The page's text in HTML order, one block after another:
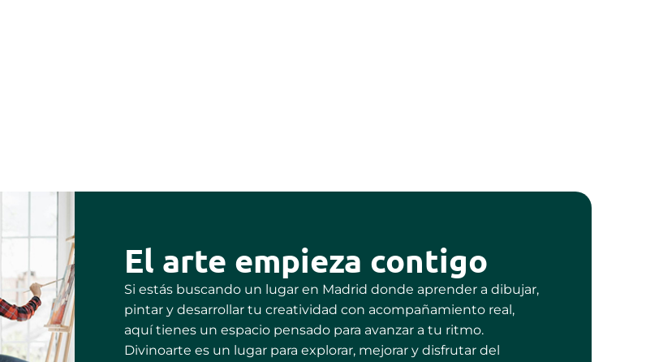
El arte empieza contigo
Si estás buscando un lugar en Madrid donde aprender a dibujar,
pintar y desarrollar tu creatividad con acompañamiento real,
aquí tienes un espacio pensado para avanzar a tu ritmo.
Divinoarte es un lugar para explorar, mejorar y disfrutar del